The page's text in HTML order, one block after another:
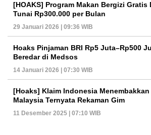
[HOAKS] Program Makan Bergizi Gratis
Tunai Rp300.000 per Bulan
29 Januari 2026 | 09:36 WIB
Hoaks Pinjaman BRI Rp5 Juta–Rp500
Beredar di Medsos
14 Januari 2026 | 07:30 WIB
[Hoaks] Klaim Indonesia
Malaysia Ternyata Rekaman Gim
11 Desember 2025 | 07:10 WIB